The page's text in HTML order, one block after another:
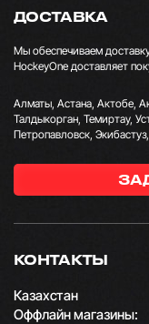
КОНТАКТЫ
Казахстан
Оффлайн магазины:
ДОСТАВКА
Мы обеспечиваем
HockeyOne доставляет
Алматы, Астана, Актобе,
Талдыкорган, Темиртау,
Петропавловск,